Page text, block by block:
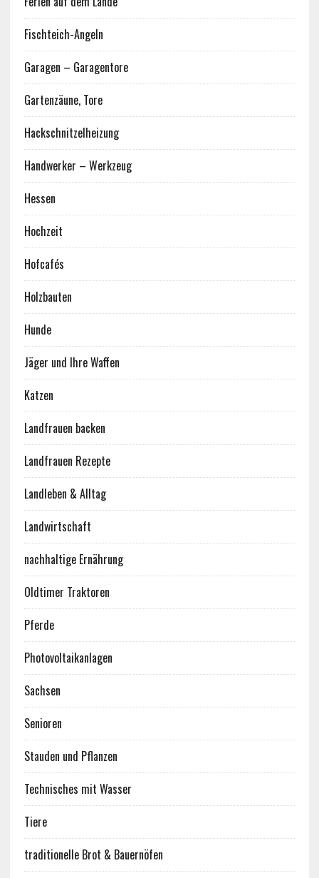
Fischteich-Angeln
Garagen – Garagentore
Gartenzäune, Tore
Hackschnitzelheizung
Handwerker – Werkzeug
Hessen
Hochzeit
Hofcafés
Holzbauten
Hunde
Jäger und Ihre Waffen
Katzen
Landfrauen backen
Landfrauen Rezepte
Landleben & Alltag
Landwirtschaft
nachhaltige Ernährung
Oldtimer Traktoren
Pferde
Photovoltaikanlagen
Sachsen
Senioren
Stauden und Pflanzen
Technisches mit Wasser
Tiere
traditionelle Brot & Bauernöfen